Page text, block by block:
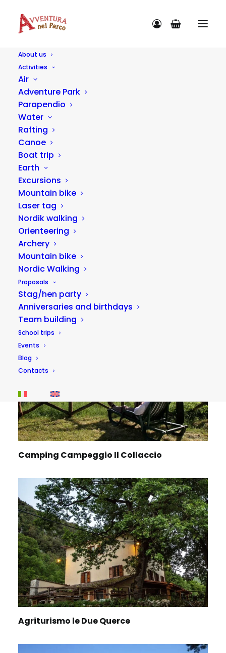
About us
Activities
Air
Adventure Park
Parapendio
Water
Rafting
Canoe
Boat trip
Earth
Excursions
Mountain bike
Laser tag
Nordik walking
Orienteering
Archery
Mountain bike
Nordic Walking
Proposals
Stag/hen party
Anniversaries and birthdays
Team building
School trips
Events
Blog
Contacts
Archives Strutture
Camping Campeggio Il Collaccio
Agriturismo le Due Querce